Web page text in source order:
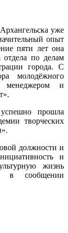
уже
опыт
пяти лет она
отдела по делам
города. С
молодёжного
менеджером и
прошла
творческих
должности и
и
жизнь
в сообщении